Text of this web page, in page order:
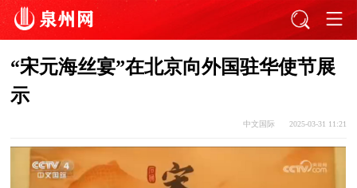
“宋元海丝宴”在北京向外国驻华使节展
示
中文国际 2025-03-31 11:21